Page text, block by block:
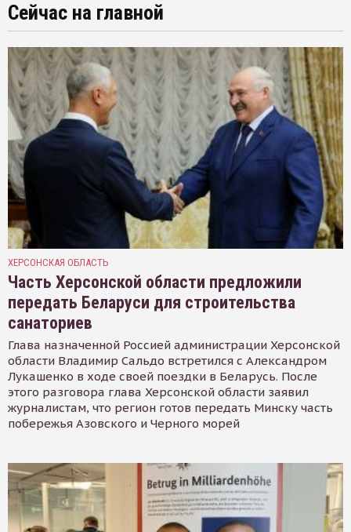
Сейчас на главной
ХЕРСОНСКАЯ ОБЛАСТЬ
Часть Херсонской области предложили
передать Беларуси для строительства
санаториев
Глава назначенной Россией администрации Херсонской
области Владимир Сальдо встретился с Александром
Лукашенко в ходе своей поездки в Беларусь. После
этого разговора глава Херсонской области заявил
журналистам, что регион готов передать Минску часть
побережья Азовского и Черного морей